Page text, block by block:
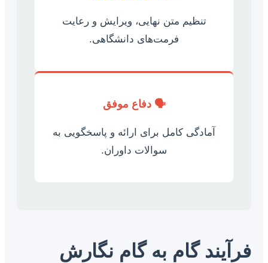
تنظیم متن نهایی، ویرایش و رعایت
فرمت‌های دانشگاهی.
🗣️ دفاع موفق
آمادگی کامل برای ارائه و پاسخگویی به
سوالات داوران.
فرآیند گام به گام نگارش